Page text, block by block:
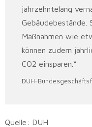
jahrzehntelang
Gebäudebestände.
Maßnahmen wie
können zudem
CO2 einsparen.“
DUH-
Quelle: DUH